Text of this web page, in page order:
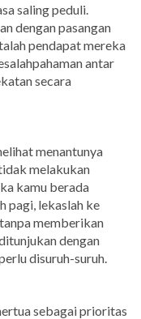
saling peduli.
dengan pasangan
pendapat mereka
antar
secara
menantunya
melakukan
kamu berada
pagi, lekaslah ke
memberikan
dengan
disuruh-suruh.
sebagai prioritas